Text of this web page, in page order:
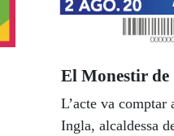
El Monestir de
L’acte va
Ingla, alcaldessa